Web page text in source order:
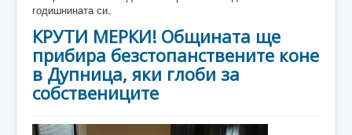
годишнината си.
КРУТИ МЕРКИ! Общината ще
прибира безстопанствените коне
в Дупница, яки глоби за
собствениците